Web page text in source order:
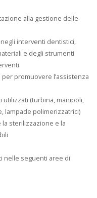
alla gestione delle
interventi dentistici,
e degli strumenti
promuovere l’assistenza
(turbina, manipoli,
lampade polimerizzatrici)
sterilizzazione e la
nelle seguenti aree di